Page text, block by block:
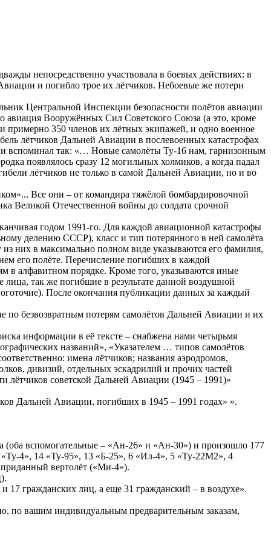
непосредственно участвовала в боевых действиях: в
и погибло трое их лётчиков. Небоевые же потери
Центральной Инспекции безопасности полётов авиации
Вооружённых Сил Советского Союза (а это, кроме
примерно 350 членов их лётных экипажей, и одно военное
лётчиков Дальней Авиации в послевоенных катастрофах
вспоминал так: «… Новые самолёты Ту-16 нам, гарнизонным
появлялось сразу 12 могильных холмиков, а когда падал
лётчиков не только в самой Дальней Авиации, но и во
Все они – от командира тяжёлой бомбардировочной
Великой Отечественной войны до солдата срочной
годом 1991-го. Для каждой авиационной катастрофы
делению СССР), класс и тип потерянного в ней самолёта
них в максимально полном виде указываются его фамилия,
его полёте. Перечисление погибших в каждой
в алфавитном порядке. Кроме того, указываются иные
так же погибшие в результате данной воздушной
После окончания публикации данных за каждый
безвозвратным потерям самолётов Дальней Авиации и их
информации в её тексте – снабжена нами четырьмя
названий», «Указателем … типов самолётов
имена лётчиков; названия аэродромов,
дивизий, отдельных эскадрилий и прочих частей
лётчиков советской Дальней Авиации (1945 – 1991)»
Дальней Авиации, погибших в 1945 – 1991 годах» ».
(оба вспомогательные – «Ан-26» и «Ан-30») и произошло 177
4», 14 «Ту-95», 13 «Б-25», 6 «Ил-4», 5 «Ту-22М2», 4
вертолёт («Ми-4»).
17 гражданских лиц, а еще 31 гражданский – в воздухе».
по вашим индивидуальным предварительным заказам,